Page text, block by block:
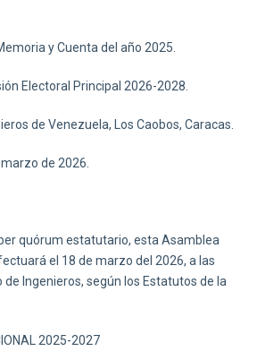
y Cuenta del año 2025.
Electoral Principal 2026-2028.
de Venezuela, Los Caobos, Caracas.
de 2026.
quórum estatutario, esta Asamblea
el 18 de marzo del 2026, a las
de Ingenieros, según los Estatutos de la
2025-2027